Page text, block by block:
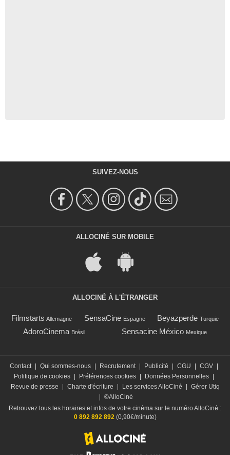
SUIVEZ-NOUS
ALLOCINÉ SUR MOBILE
ALLOCINÉ À L'ÉTRANGER
Filmstarts Allemagne SensaCine Espagne Beyazperde Turquie
AdoroCinema Brésil Sensacine México Mexique
Contact | Qui sommes-nous | Recrutement | Publicité | CGU | CGV |
Politique de cookies | Préférences cookies | Données Personnelles |
Revue de presse
| Charte d'écriture | Les services AlloCiné | Gérer Utiq
| ©AlloCiné
Retrouvez tous les horaires et infos de votre cinéma sur le numéro AlloCiné :
0 892 892 892(0,90€/minute)